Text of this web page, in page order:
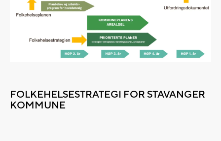
FOLKEHELSESTRATEGI FOR STAVANGER
KOMMUNE